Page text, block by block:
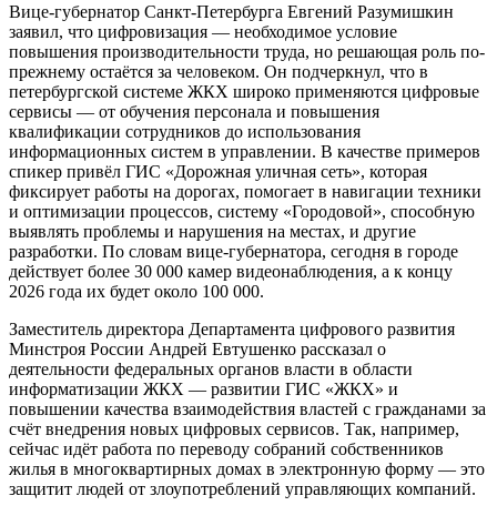
Вице-губернатор Санкт-Петербурга Евгений Разумишкин
заявил, что цифровизация — необходимое условие
повышения производительности труда, но решающая роль по-
прежнему остаётся за человеком. Он подчеркнул, что в
петербургской системе ЖКХ широко применяются цифровые
сервисы — от обучения персонала и повышения
квалификации сотрудников до использования
информационных систем в управлении. В качестве примеров
спикер привёл ГИС «Дорожная уличная сеть», которая
фиксирует работы на дорогах, помогает в навигации техники
и оптимизации процессов, систему «Городовой», способную
выявлять проблемы и нарушения на местах, и другие
разработки. По словам вице-губернатора, сегодня в городе
действует более 30 000 камер видеонаблюдения, а к концу
2026 года их будет около 100 000.
Заместитель директора Департамента цифрового развития
Минстроя России Андрей Евтушенко рассказал о
деятельности федеральных органов власти в области
информатизации ЖКХ — развитии ГИС «ЖКХ» и
повышении качества взаимодействия властей с гражданами за
счёт внедрения новых цифровых сервисов. Так, например,
сейчас идёт работа по переводу собраний собственников
жилья в многоквартирных домах в электронную форму — это
защитит людей от злоупотреблений управляющих компаний.